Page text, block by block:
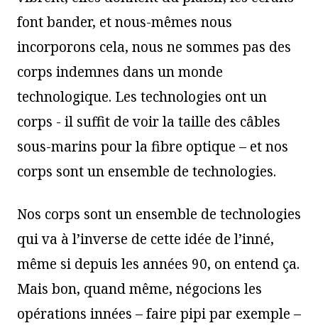
font bander, et nous-mêmes nous
incorporons cela, nous ne sommes pas des
corps indemnes dans un monde
technologique. Les technologies ont un
corps - il suffit de voir la taille des câbles
sous-marins pour la fibre optique – et nos
corps sont un ensemble de technologies.
Nos corps sont un ensemble de technologies
qui va à l’inverse de cette idée de l’inné,
même si depuis les années 90, on entend ça.
Mais bon, quand même, négocions les
opérations innées – faire pipi par exemple –